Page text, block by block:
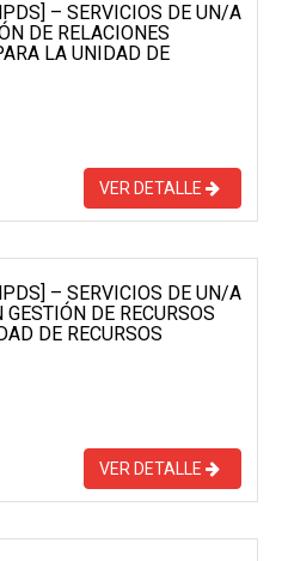
– SERVICIOS DE UN/A
DE RELACIONES
LA UNIDAD DE
VER DETALLE
– SERVICIOS DE UN/A
DE RECURSOS
DE RECURSOS
VER DETALLE